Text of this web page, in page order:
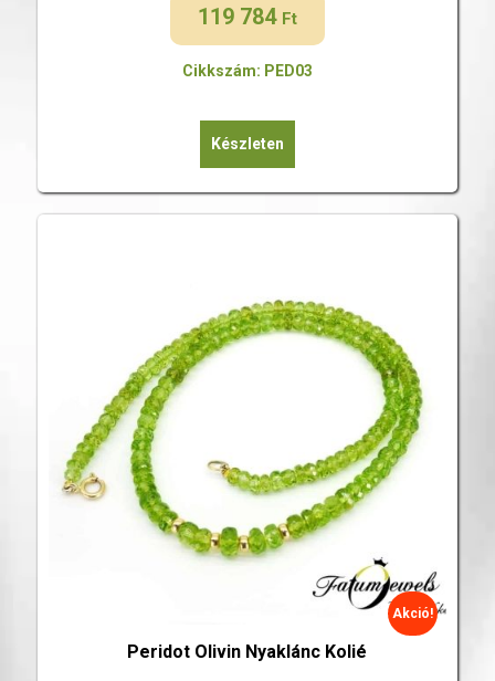
119 784 Ft
Cikkszám: PED03
Készleten
Peridot Olivin Nyaklánc Kolié
Akció!